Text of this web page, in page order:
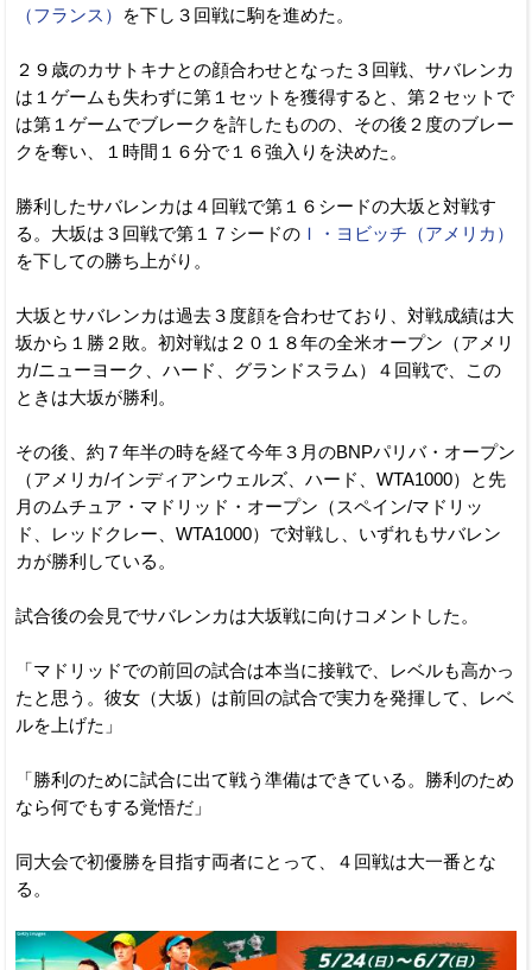
（フランス）
を下し３回戦に駒を進めた。
２９歳のカサトキナとの顔合わせとなった３回戦、サバレンカ
は１ゲームも失わずに第１セットを獲得すると、第２セットで
は第１ゲームでブレークを許したものの、その後２度のブレー
クを奪い、１時間１６分で１６強入りを決めた。
勝利したサバレンカは４回戦で第１６シードの大坂と対戦す
る。大坂は３回戦で第１７シードの Ｉ・ヨビッチ（アメリカ）
を下しての勝ち上がり。
大坂とサバレンカは過去３度顔を合わせており、対戦成績は大
坂から１勝２敗。初対戦は２０１８年の全米オープン（アメリ
カ/ニューヨーク、ハード、グランドスラム）４回戦で、この
ときは大坂が勝利。
その後、約７年半の時を経て今年３月のBNPパリバ・オープン
（アメリカ/インディアンウェルズ、ハード、WTA1000）と先
月のムチュア・マドリッド・オープン（スペイン/マドリッ
ド、レッドクレー、WTA1000）で対戦し、いずれもサバレン
カが勝利している。
試合後の会見でサバレンカは大坂戦に向けコメントした。
「マドリッドでの前回の試合は本当に接戦で、レベルも高かっ
たと思う。彼女（大坂）は前回の試合で実力を発揮して、レベ
ルを上げた」
「勝利のために試合に出て戦う準備はできている。勝利のため
なら何でもする覚悟だ」
同大会で初優勝を目指す両者にとって、４回戦は大一番とな
る。